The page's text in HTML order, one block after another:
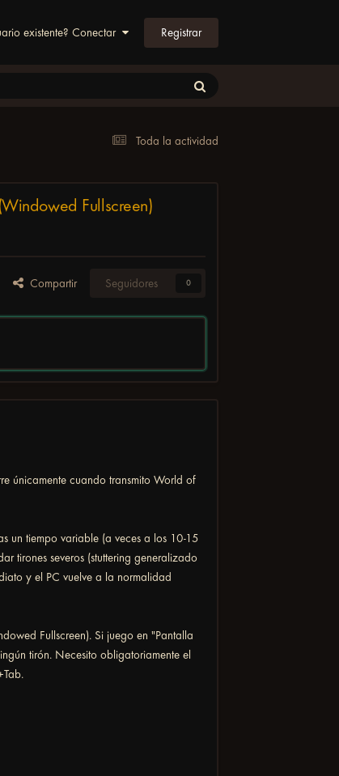
existente? Conectar Registrar
Toda la actividad
Fullscreen)
Compartir Seguidores 0
únicamente cuando transmito World of
un tiempo variable (a veces a los 10-15
tirones severos (stuttering generalizado
y el PC vuelve a la normalidad
Fullscreen). Si juego en "Pantalla
tirón. Necesito obligatoriamente el